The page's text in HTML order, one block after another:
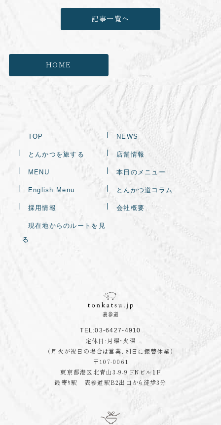
記事一覧へ
HOME
TOP NEWS
とんかつを旅する 店舗情報
MENU 本日のメニュー
English Menu とんかつ道コラム
採用情報 会社概要
現在地からのルートを見
る
TEL:03-6427-4910
定休日:月曜・火曜
（月火が祝日の場合は営業、別日に振替休業）
〒107-0061
東京都港区北青山3-9-9 FNビル１F
最寄り駅 表参道駅B2出口から徒歩3分